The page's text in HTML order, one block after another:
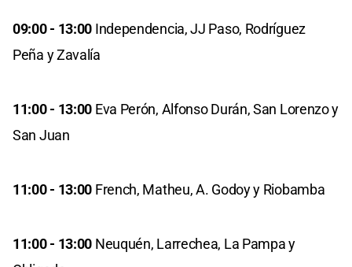
09:00 - 13:00 Independencia, JJ Paso, Rodríguez
Peña y Zavalía
11:00 - 13:00 Eva Perón, Alfonso Durán, San Lorenzo y
San Juan
11:00 - 13:00 French, Matheu, A. Godoy y Riobamba
11:00 - 13:00 Neuquén, Larrechea, La Pampa y